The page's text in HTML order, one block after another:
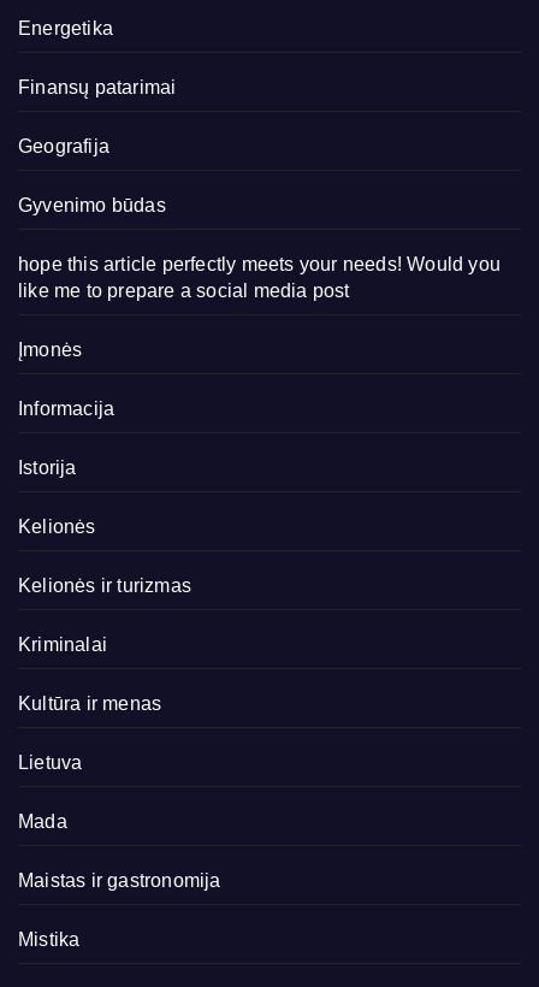
Energetika
Finansų patarimai
Geografija
Gyvenimo būdas
hope this article perfectly meets your needs! Would you
like me to prepare a social media post
Įmonės
Informacija
Istorija
Kelionės
Kelionės ir turizmas
Kriminalai
Kultūra ir menas
Lietuva
Mada
Maistas ir gastronomija
Mistika